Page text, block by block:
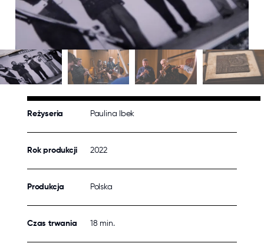
Reżyseria Paulina Ibek
Rok produkcji 2022
Produkcja Polska
Czas trwania 18 min.